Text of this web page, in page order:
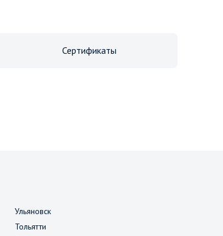
Сертификаты
Ульяновск
Тольятти